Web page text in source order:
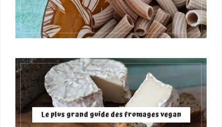
Le plus grand guide des fromages vegan